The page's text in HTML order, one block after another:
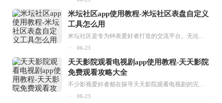
米坛社区app使用教程-米坛社区表盘自定义
工具怎么用
米坛社区是专为钟表爱好者打造的交流平台。无论你是初涉钟表领域的普通爱好者，还是拥有多年收藏经验的资深玩家，都能在此找到属于自己的天地。 无需注册，就能轻松参与其中。通过专业的讨论论坛与丰富的交互功能，你可与世界各地的钟表爱好者畅快交流。若你钟情于钟表，米坛社区无疑是值得一试的理想之选。在这里，你能获取最新的手表资讯，交流见解，提升鉴赏品味，让每一块手表都成为收藏故事中重要的一部分。感兴趣的朋友，不要错过下载机会。...
06-23
天天影院观看电视剧app使用教程-天天影院
免费观看攻略大全
不少影视爱好者都在探寻天天影院观看电视剧的完整方法，结合最新平台使用规则，本篇新手入门攻略全面讲解观看渠道、检索流程、播放设置以及画面模式调整等实用内容。全文适配手机、电脑等主流设备，步骤简洁易懂，无论是初次使用的新手，还是想要优化观影体验的用户，都能参照内容快速上手，熟练掌握平台各项操作技巧，轻松畅享影视内容。...
06-23